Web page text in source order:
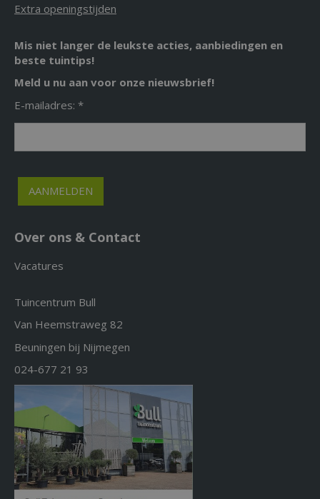
Extra openingstijden
Mis niet langer de leukste acties, aanbiedingen en
beste tuintips!
Meld u nu aan voor onze nieuwsbrief!
E-mailadres: *
Over ons & Contact
Vacatures
Tuincentrum Bull
Van Heemstraweg 82
Beuningen bij Nijmegen
024-677 21 93